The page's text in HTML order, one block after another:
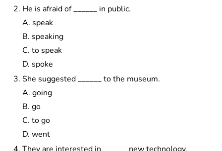
He is afraid of ______ in public.
A. speak
B. speaking
C. to speak
D. spoke
She suggested ______ to the museum.
A. going
B. go
C. to go
D. went
They are interested in ______ new technology.